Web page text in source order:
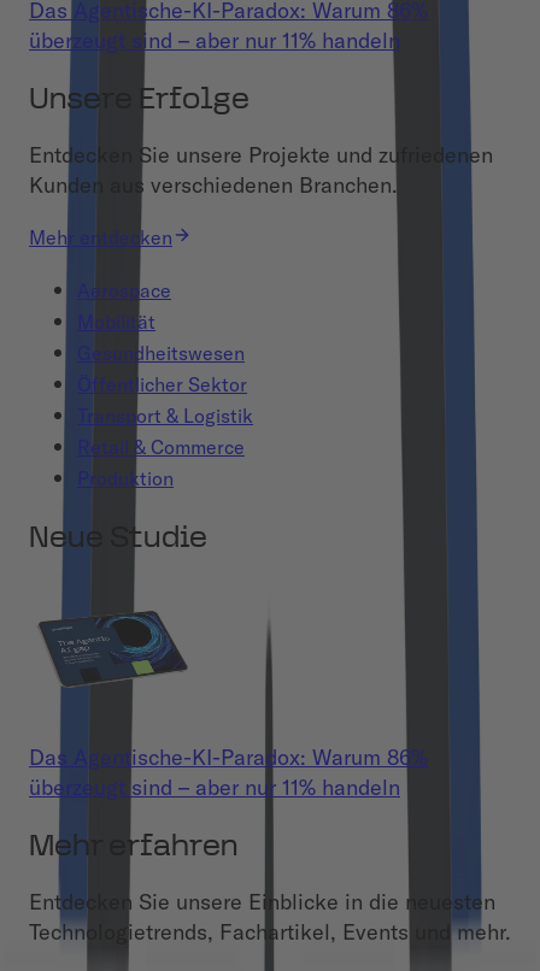
Das Agentische-KI-Paradox: Warum 86%
überzeugt sind – aber nur 11% handeln
Unsere Erfolge
Entdecken Sie unsere Projekte und zufriedenen
Kunden aus verschiedenen Branchen.
Mehr entdecken
Aerospace
Mobilität
Gesundheitswesen
Öffentlicher Sektor
Transport & Logistik
Retail & Commerce
Produktion
Neue Studie
Das Agentische-KI-Paradox: Warum 86%
überzeugt sind – aber nur 11% handeln
Mehr erfahren
Entdecken Sie unsere Einblicke in die neuesten
Technologietrends, Fachartikel, Events und mehr.